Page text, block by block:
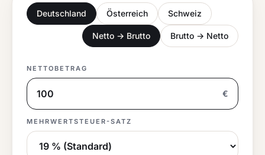
Deutschland Österreich Schweiz
Netto → Brutto Brutto → Netto
NETTOBETRAG
€
MEHRWERTSTEUER-SATZ